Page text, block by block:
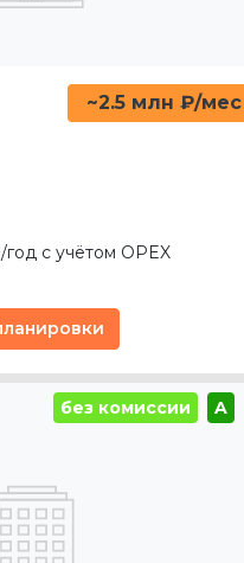
~2.5 млн ₽/мес
с учётом OPEX
без комиссии A